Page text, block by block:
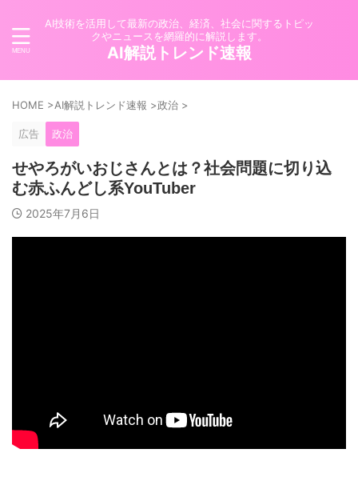
AI技術を活用して最新の政治、経済、社会に関するトピッ
クやニュースを網羅的に解説します。
AI解説トレンド速報
HOME >AI解説トレンド速報 >政治 >
広告 政治
せやろがいおじさんとは？社会問題に切り込
む赤ふんどし系YouTuber
2025年7月6日